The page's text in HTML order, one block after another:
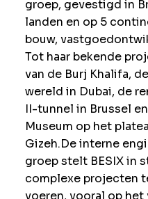
groep, gevestigd in
landen en op 5
bouw,
Tot haar bekende
van de Burj Khalifa,
wereld in Dubai, de
II-tunnel in Brussel
Museum op het
Gizeh.De interne
groep stelt BESIX in
complexe projecten
voeren, vooral op het